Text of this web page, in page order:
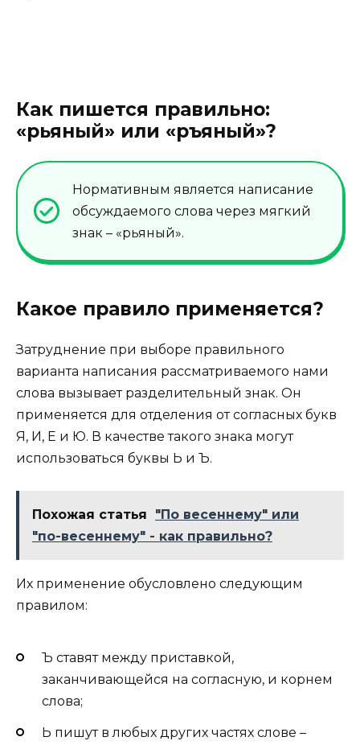
Как пишется правильно:
«рьяный» или «ръяный»?
Нормативным является написание
обсуждаемого слова через мягкий
знак – «рьяный».
Какое правило применяется?
Затруднение при выборе правильного
варианта написания рассматриваемого нами
слова вызывает разделительный знак. Он
применяется для отделения от согласных букв
Я, И, Е и Ю. В качестве такого знака могут
использоваться буквы Ь и Ъ.
Похожая статья
"По весеннему" или
"по-весеннему" - как правильно?
Их применение обусловлено следующим
правилом:
Ъ ставят между приставкой,
заканчивающейся на согласную, и корнем
слова;
Ь пишут в любых других частях слове –